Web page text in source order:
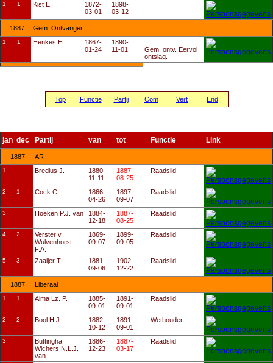
1 1 Kist E.
1872-
03-01
1898-
03-12
1887 Gem. Ontvanger
1 1 Henkes H.
1867-
01-24
1890-
11-01
Gem. ontv. Eervol
ontslag.
Top Functie Partij Com Vert End
jan dec Partij van tot Functie Link
1887 AR
1 Bredius J.
1880-
11-11
1887-
08-25
Raadslid
2 1 Cock C.
1866-
04-26
1897-
09-07
Raadslid
3 Hoeken P.J. van
1884-
12-18
1887-
08-25
Raadslid
4 2
Verster v.
Wulvenhorst
F.A.
1869-
09-07
1899-
09-05
Raadslid
5 3 Zaaijer T.
1881-
09-06
1902-
12-22
Raadslid
1887 Liberaal
1 1 Alma Lz. P.
1885-
09-01
1891-
09-01
Raadslid
2 2 Bool H.J.
1882-
10-12
1891-
09-01
Wethouder
3
Buttingha
Wichers N.L.J.
van
1886-
12-23
1887-
03-17
Raadslid